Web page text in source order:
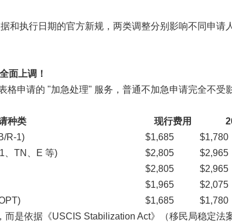
和执行日期的官方新规，两类调整分别影响不同申请
面上调！
格申请的 "加急处理" 服务，普通不加急申请完全不受
种类
现行费用
R-1)
$1,685
$1,780
、TN、E 等)
$2,805
$2,965
$2,805
$2,965
$1,965
$2,075
$1,685
$1,780
而是依据《USCIS Stabilization Act》（移民局稳定法